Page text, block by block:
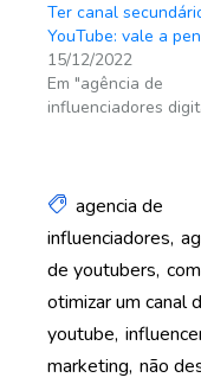
Ter canal
YouTube: vale a
15/12/2022
Em "agência de
influenciadores
agencia de
influenciadores
de youtubers
otimizar um canal
youtube
marketing não